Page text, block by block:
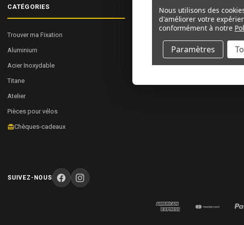
CATÉGORIES
Trouver ma Fixation
Aluminium
Acier Inoxydable
Titane
Atelier
Pièces pour vélos
Chèques-cadeaux
NAVIGUER
Plan du site
SUIVEZ-NOUS
Nous utilisons des
d'améliorer votre
conformément à notre
Paramètres